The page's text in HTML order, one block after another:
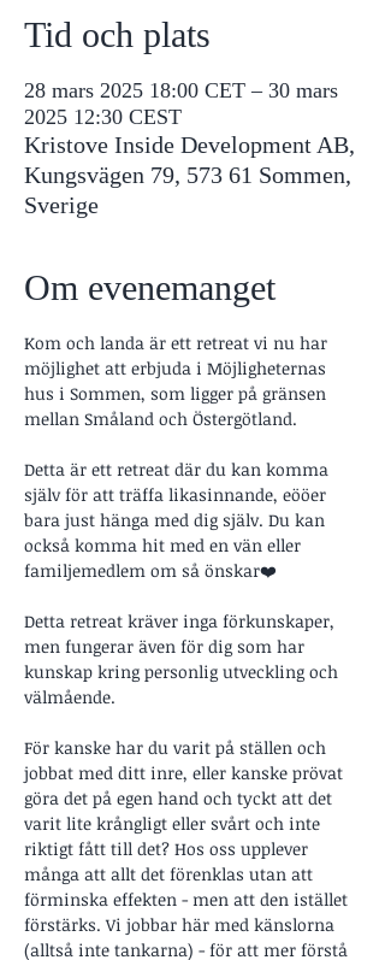
Tid och plats
28 mars 2025 18:00 CET – 30 mars
2025 12:30 CEST
Kristove Inside Development AB,
Kungsvägen 79, 573 61 Sommen,
Sverige
Om evenemanget
Kom och landa är ett retreat vi nu har
möjlighet att erbjuda i Möjligheternas
hus i Sommen, som ligger på gränsen
mellan Småland och Östergötland.
Detta är ett retreat där du kan komma
själv för att träffa likasinnande, eööer
bara just hänga med dig själv. Du kan
också komma hit med en vän eller
familjemedlem om så önskar❤️
Detta retreat kräver inga förkunskaper,
men fungerar även för dig som har
kunskap kring personlig utveckling och
välmående.
För kanske har du varit på ställen och
jobbat med ditt inre, eller kanske prövat
göra det på egen hand och tyckt att det
varit lite krångligt eller svårt och inte
riktigt fått till det? Hos oss upplever
många att allt det förenklas utan att
förminska effekten - men att den istället
förstärks. Vi jobbar här med känslorna
(alltså inte tankarna) - för att mer förstå